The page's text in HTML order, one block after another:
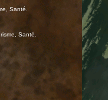
Santé.
Santé.